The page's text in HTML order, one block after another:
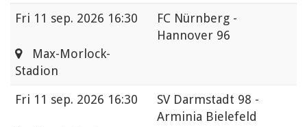
Fri 11 sep. 2026 16:30
FC Nürnberg -
Hannover 96
Max-Morlock-
Stadion
Fri 11 sep. 2026 16:30
SV Darmstadt 98 -
Arminia Bielefeld